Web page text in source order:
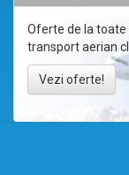
Oferte de la toate
transport aerian
Vezi oferte!